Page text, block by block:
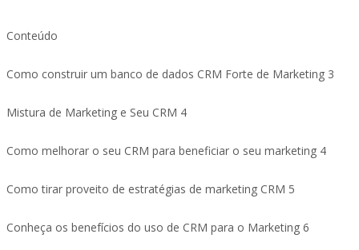
Conteúdo
Como construir um banco de dados CRM Forte de Marketing 3
Mistura de Marketing e Seu CRM 4
Como melhorar o seu CRM para beneficiar o seu marketing 4
Como tirar proveito de estratégias de marketing CRM 5
Conheça os benefícios do uso de CRM para o Marketing 6